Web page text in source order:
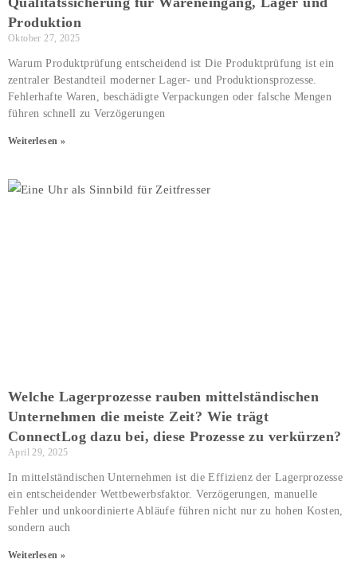
Produktion
Oktober 27, 2025
Warum Produktprüfung entscheidend ist Die Produktprüfung ist ein
zentraler Bestandteil moderner Lager- und Produktionsprozesse.
Fehlerhafte Waren, beschädigte Verpackungen oder falsche Mengen
führen schnell zu Verzögerungen
Weiterlesen »
Welche Lagerprozesse rauben mittelständischen
Unternehmen die meiste Zeit? Wie trägt
ConnectLog dazu bei, diese Prozesse zu verkürzen?
April 29, 2025
In mittelständischen Unternehmen ist die Effizienz der Lagerprozesse
ein entscheidender Wettbewerbsfaktor. Verzögerungen, manuelle
Fehler und unkoordinierte Abläufe führen nicht nur zu hohen Kosten,
sondern auch
Weiterlesen »